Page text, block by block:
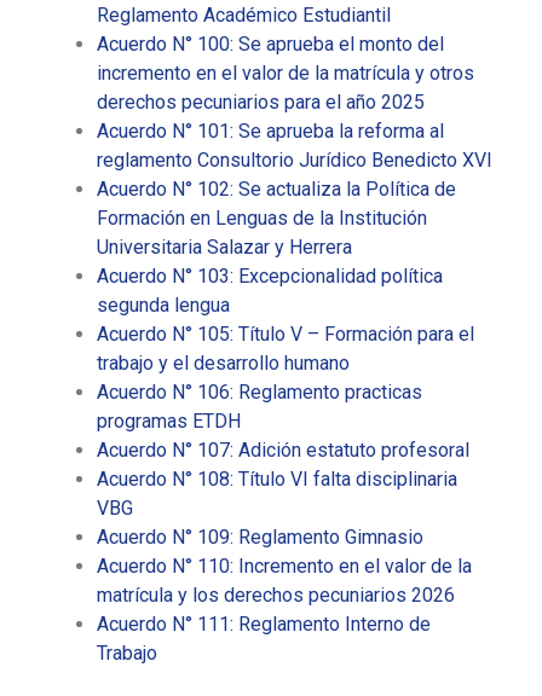
Reglamento Académico Estudiantil
Acuerdo N° 100: Se aprueba el monto del
incremento en el valor de la matrícula y otros
derechos pecuniarios para el año 2025
Acuerdo N° 101: Se aprueba la reforma al
reglamento Consultorio Jurídico Benedicto XVI
Acuerdo N° 102: Se actualiza la Política de
Formación en Lenguas de la Institución
Universitaria Salazar y Herrera
Acuerdo N° 103: Excepcionalidad política
segunda lengua
Acuerdo N° 105: Título V – Formación para el
trabajo y el desarrollo humano
Acuerdo N° 106: Reglamento practicas
programas ETDH
Acuerdo N° 107: Adición estatuto profesoral
Acuerdo N° 108: Título VI falta disciplinaria
VBG
Acuerdo N° 109: Reglamento Gimnasio
Acuerdo N° 110: Incremento en el valor de la
matrícula y los derechos pecuniarios 2026
Acuerdo N° 111: Reglamento Interno de
Trabajo